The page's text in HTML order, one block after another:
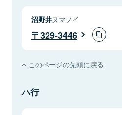
沼野井ヌマノイ
329-3446
このページの先頭に戻る
ハ行